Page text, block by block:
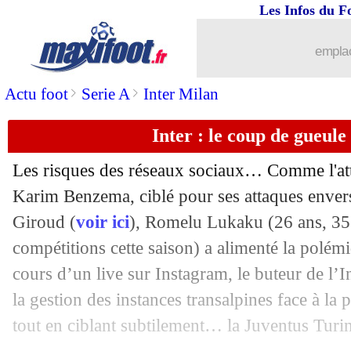
Actu foot> Serie A> Inter Milan
Les Infos du
Inter : le coup de
Les risques des réseaux sociaux… Comme
Karim Benzema, ciblé pour ses attaques
Giroud (voir ici), Romelu Lukaku (26 ans,
compétitions cette saison) a alimenté la
cours d’un live sur Instagram, le buteur de
la gestion des instances transalpines face à la
tout en ciblant subtilement… la Juventus
Bayern
03/04 Juve
03/04 Coronavirus: un gros don de
03/04 : Ancelotti veut chiper deux
03/04 OM: Villas-Boas pense "respecter"
03/04 Real: Robinho pointe ses erreurs de
03/04 OM: Aston Villa ne lâche pas Lopez
03/04 Dijon: Balmont veut devenir